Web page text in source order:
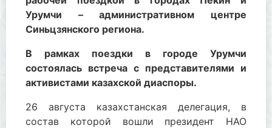
Урумчи – административном центре
Синьцзянского региона.
В рамках поездки в городе Урумчи
состоялась встреча с представителями и
активистами казахской диаспоры.
26 августа казахстанская делегация, в
состав которой вошли президент НАО